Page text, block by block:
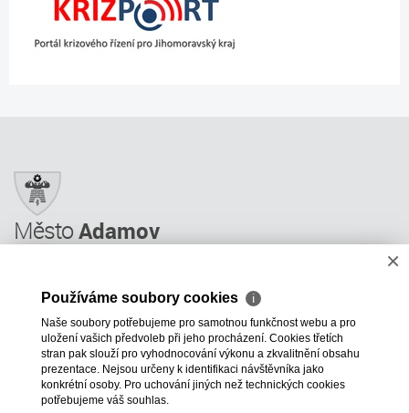
MěstoAdamov
Úřední deska
Informace
Odkazy a rady
ÚP GIS MAPY
×
Používáme soubory cookies ℹ
Naše soubory potřebujeme pro samotnou funkčnost webu a pro
uložení vašich předvoleb při jeho procházení. Cookies třetích
stran pak slouží pro vyhodnocování výkonu a zkvalitnění obsahu
prezentace. Nejsou určeny k identifikaci návštěvníka jako
konkrétní osoby. Pro uchování jiných než technických cookies
potřebujeme váš souhlas.